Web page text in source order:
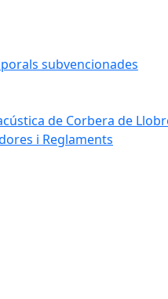
subvencionades
de Corbera de
i Reglaments